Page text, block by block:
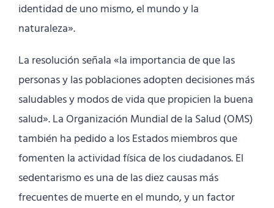
identidad de uno mismo, el mundo y la
naturaleza».
La resolución señala «la importancia de que las
personas y las poblaciones adopten decisiones más
saludables y modos de vida que propicien la buena
salud». La Organización Mundial de la Salud (OMS)
también ha pedido a los Estados miembros que
fomenten la actividad física de los ciudadanos. El
sedentarismo es una de las diez causas más
frecuentes de muerte en el mundo, y un factor